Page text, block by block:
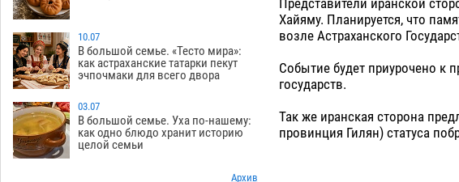
10:51
Фаворитская ноша: астраханские
гандболисты крупно проиграли
пермякам
08.08 407
09:00
Лидеры чеченской диаспоры в
лихача с улицы Никольской
08.08 884
18:00
Завтра астраханцы проведут день в
режиме экстремальной температурной
10.07
В большой семье. «Тесто мира»:
как астраханские татарки пекут
эчпочмаки для всего двора
03.07
В большой семье. Уха по-нашему:
как одно блюдо хранит историю
целой семьи
Архив
Хайяму. Планируется, что
возле Астраханского
Событие будет приурочено к
государств.
Так же иранская сторона
провинция Гилян) статуса